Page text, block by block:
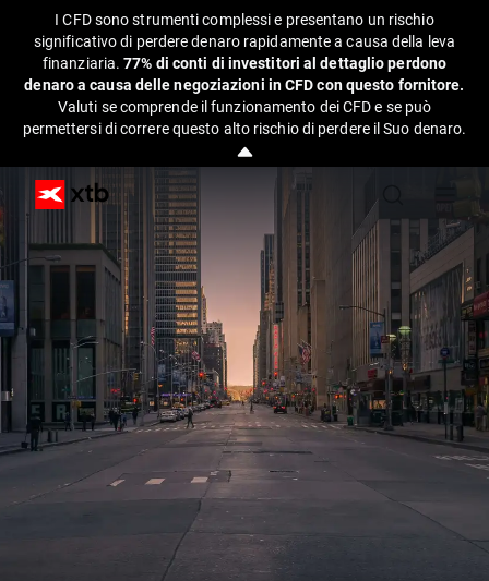
I CFD sono strumenti complessi e presentano un rischio
significativo di perdere denaro rapidamente a causa della leva
finanziaria.77% di conti di investitori al dettaglio perdono
denaro a causa delle negoziazioni in CFD con questo fornitore.
Valuti se comprende il funzionamento dei CFD e se può
permettersi di correre questo alto rischio di perdere il Suo denaro.